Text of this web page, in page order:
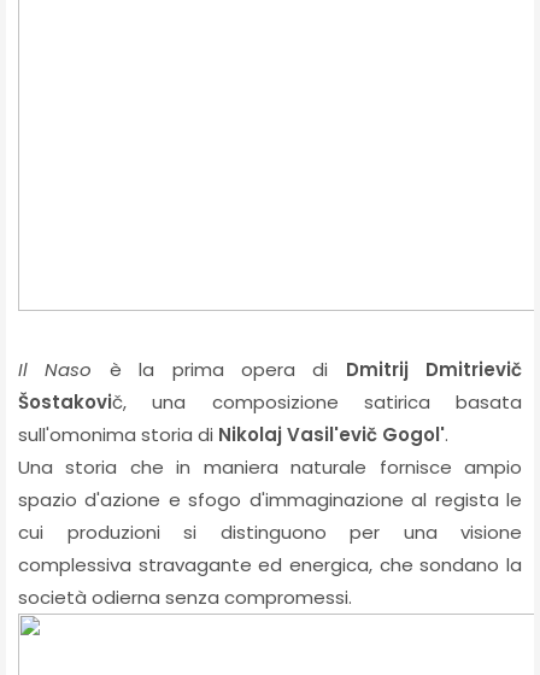
Il Naso è la prima opera di Dmitrij Dmitrievič
Šostakovič, una composizione satirica basata
sull'omonima storia di Nikolaj Vasil'evič Gogol'.
Una storia che in maniera naturale fornisce ampio
spazio d'azione e sfogo d'immaginazione al regista le
cui produzioni si distinguono per una visione
complessiva stravagante ed energica, che sondano la
società odierna senza compromessi.